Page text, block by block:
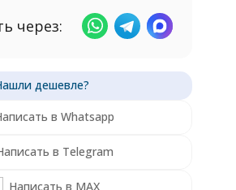
через:
в Whatsapp
в Telegram
Написать в MAX